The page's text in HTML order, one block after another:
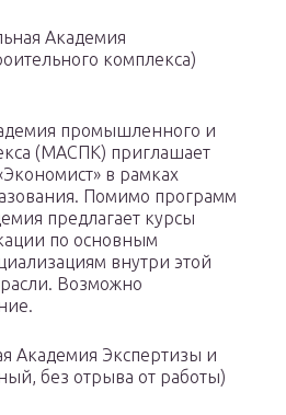
Академия
комплекса)
промышленного и
(МАСПК) приглашает
в рамках
Помимо программ
предлагает курсы
по основным
внутри этой
Возможно
Академия Экспертизы и
без отрыва от работы)